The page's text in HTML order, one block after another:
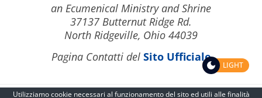
an Ecumenical Ministry and Shrine
37137 Butternut Ridge Rd.
North Ridgeville, Ohio 44039
Pagina Contatti del Sito Ufficiale
Utilizziamo cookie necessari al funzionamento del sito ed utili alle finalità
LIGHT